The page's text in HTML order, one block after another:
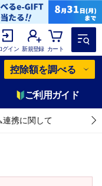
グイン 新規登録 カート
控除額を調べる
ご利用ガイド
連携に関して